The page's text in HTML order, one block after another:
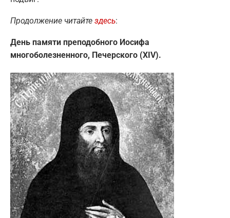
Продолжение читайте здесь:
День памяти преподобного Иосифа
многоболезненного, Печерского (XIV).